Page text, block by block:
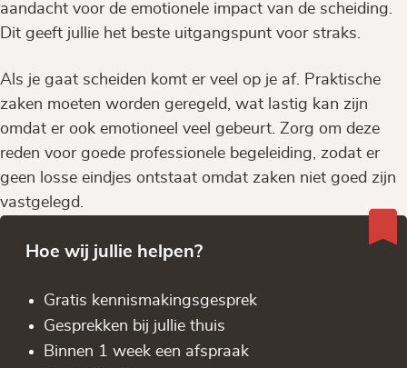
aandacht voor de emotionele impact van de scheiding.
Dit geeft jullie het beste uitgangspunt voor straks.
Als je gaat scheiden komt er veel op je af. Praktische
zaken moeten worden geregeld, wat lastig kan zijn
omdat er ook emotioneel veel gebeurt. Zorg om deze
reden voor goede professionele begeleiding, zodat er
geen losse eindjes ontstaat omdat zaken niet goed zijn
vastgelegd.
Hoe wij jullie helpen?
Gratis kennis­makingsgesprek
Gesprekken bij jullie thuis
Binnen 1 week een afspraak